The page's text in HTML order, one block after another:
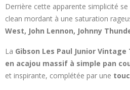
Derrière cette apparente simplicité
clean mordant à une saturation
West, John Lennon, Johnny
La Gibson Les Paul Junior
en acajou massif à simple pan
et inspirante, complétée par une